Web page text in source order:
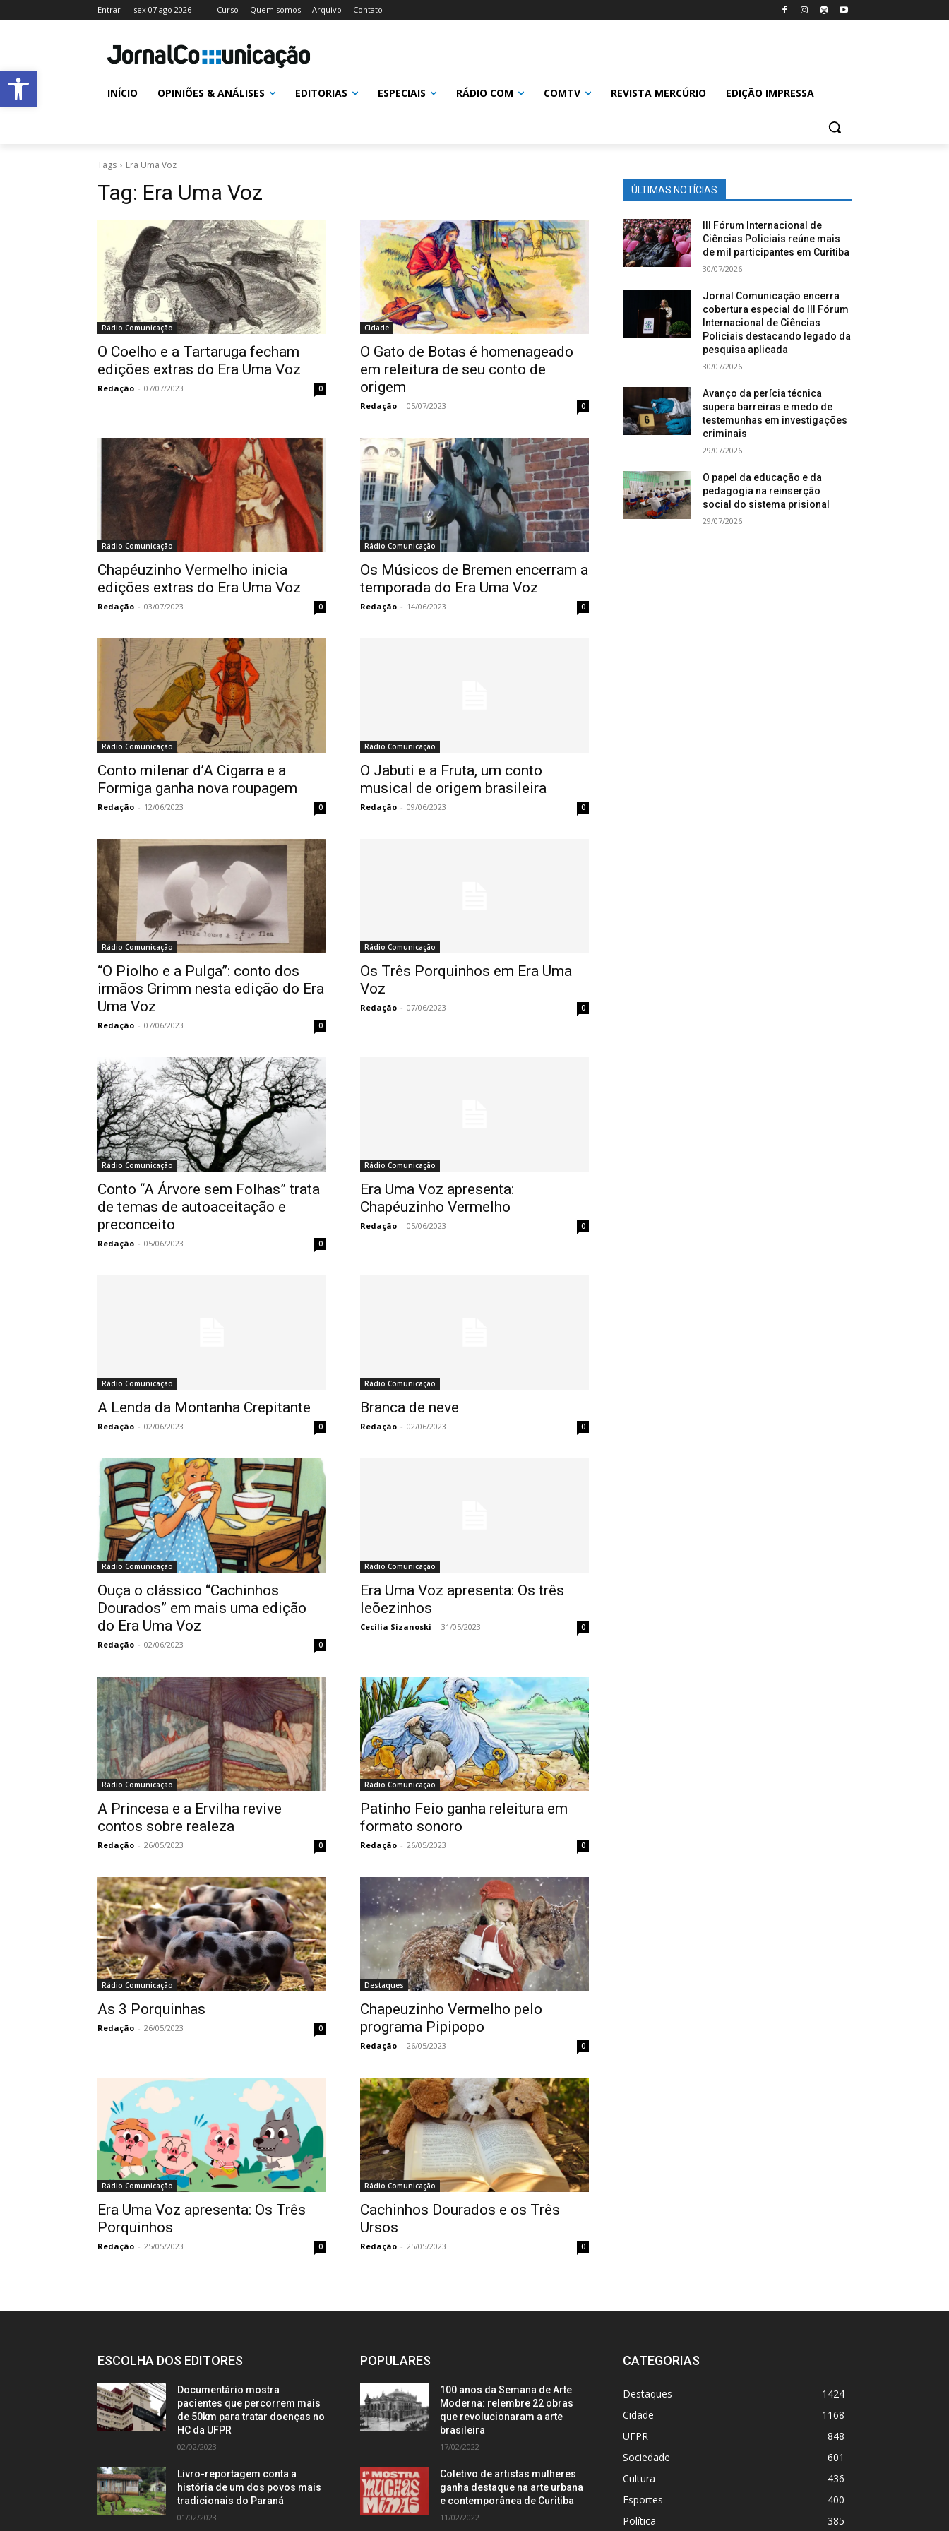
Abrir a barra de ferramentas
Entrar sex 07 ago 2026 Curso Quem somos Arquivo Contato
INÍCIO OPINIÕES & ANÁLISES EDITORIAS ESPECIAIS RÁDIO COM COMTV REVISTA MERCÚRIO EDIÇÃO IMPRESSA
Tags Era Uma Voz
Tag: Era Uma Voz
Rádio Comunicação
O Coelho e a Tartaruga fecham
edições extras do Era Uma Voz
Redação - 07/07/2023 0
Cidade
O Gato de Botas é homenageado
em releitura de seu conto de
origem
Redação - 05/07/2023 0
Rádio Comunicação
Chapéuzinho Vermelho inicia
edições extras do Era Uma Voz
Redação - 03/07/2023 0
Rádio Comunicação
Os Músicos de Bremen encerram a
temporada do Era Uma Voz
Redação - 14/06/2023 0
Rádio Comunicação
Conto milenar d’A Cigarra e a
Formiga ganha nova roupagem
Redação - 12/06/2023 0
Rádio Comunicação
O Jabuti e a Fruta, um conto
musical de origem brasileira
Redação - 09/06/2023 0
Rádio Comunicação
“O Piolho e a Pulga”: conto dos
irmãos Grimm nesta edição do Era
Uma Voz
Redação - 07/06/2023 0
Rádio Comunicação
Os Três Porquinhos em Era Uma
Voz
Redação - 07/06/2023 0
Rádio Comunicação
Conto “A Árvore sem Folhas” trata
de temas de autoaceitação e
preconceito
Redação - 05/06/2023 0
Rádio Comunicação
Era Uma Voz apresenta:
Chapéuzinho Vermelho
Redação - 05/06/2023 0
Rádio Comunicação
A Lenda da Montanha Crepitante
Redação - 02/06/2023 0
Rádio Comunicação
Branca de neve
Redação - 02/06/2023 0
Rádio Comunicação
Ouça o clássico “Cachinhos
Dourados” em mais uma edição
do Era Uma Voz
Redação - 02/06/2023 0
Rádio Comunicação
Era Uma Voz apresenta: Os três
leõezinhos
Cecilia Sizanoski - 31/05/2023 0
Rádio Comunicação
A Princesa e a Ervilha revive
contos sobre realeza
Redação - 26/05/2023 0
Rádio Comunicação
Patinho Feio ganha releitura em
formato sonoro
Redação - 26/05/2023 0
Rádio Comunicação
As 3 Porquinhas
Redação - 26/05/2023 0
Destaques
Chapeuzinho Vermelho pelo
programa Pipipopo
Redação - 26/05/2023 0
Rádio Comunicação
Era Uma Voz apresenta: Os Três
Porquinhos
Redação - 25/05/2023 0
Rádio Comunicação
Cachinhos Dourados e os Três
Ursos
Redação - 25/05/2023 0
ÚLTIMAS NOTÍCIAS
III Fórum Internacional de
Ciências Policiais reúne mais
de mil participantes em Curitiba
30/07/2026
Jornal Comunicação encerra
cobertura especial do III Fórum
Internacional de Ciências
Policiais destacando legado da
pesquisa aplicada
30/07/2026
Avanço da perícia técnica
supera barreiras e medo de
testemunhas em investigações
criminais
29/07/2026
O papel da educação e da
pedagogia na reinserção
social do sistema prisional
29/07/2026
ESCOLHA DOS EDITORES
Documentário mostra
pacientes que percorrem mais
de 50km para tratar doenças no
HC da UFPR
02/02/2023
Livro-reportagem conta a
história de um dos povos mais
tradicionais do Paraná
01/02/2023
POPULARES
100 anos da Semana de Arte
Moderna: relembre 22 obras
que revolucionaram a arte
brasileira
17/02/2022
Coletivo de artistas mulheres
ganha destaque na arte urbana
e contemporânea de Curitiba
11/02/2022
CATEGORIAS
Destaques
1424
Cidade
1168
UFPR
848
Sociedade
601
Cultura
436
Esportes
400
Política
385